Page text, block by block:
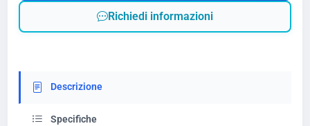
Richiedi informazioni
Descrizione
Specifiche